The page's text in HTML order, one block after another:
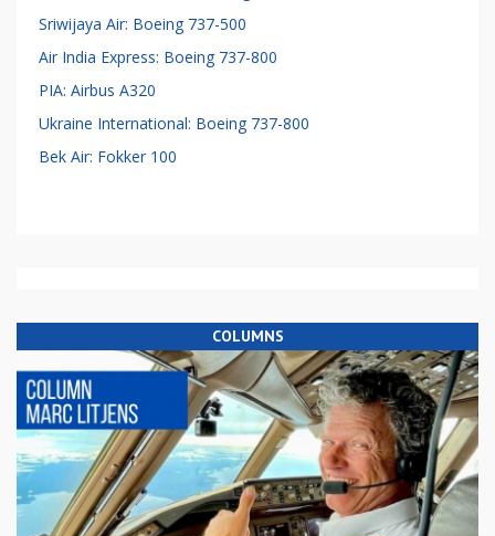
Sriwijaya Air: Boeing 737-500
Air India Express: Boeing 737-800
PIA: Airbus A320
Ukraine International: Boeing 737-800
Bek Air: Fokker 100
COLUMNS